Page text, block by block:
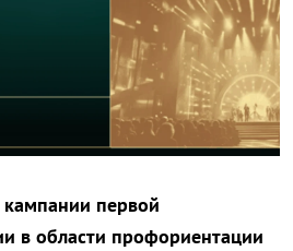
кампании первой
в области профориентации